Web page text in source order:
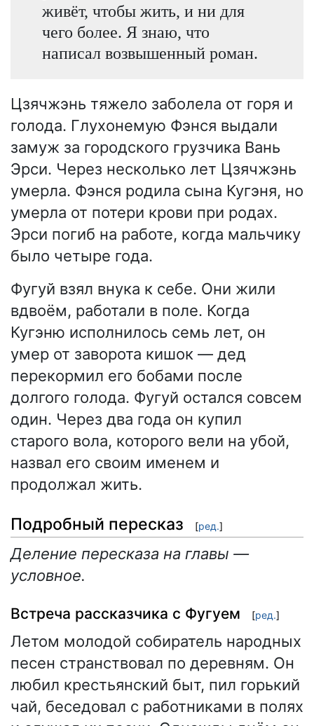
живёт, чтобы жить, и ни для
чего более. Я знаю, что
написал возвышенный роман.
Цзячжэнь тяжело заболела от горя и
голода. Глухонемую Фэнся выдали
замуж за городского грузчика Вань
Эрси. Через несколько лет Цзячжэнь
умерла. Фэнся родила сына Кугэня, но
умерла от потери крови при родах.
Эрси погиб на работе, когда мальчику
было четыре года.
Фугуй взял внука к себе. Они жили
вдвоём, работали в поле. Когда
Кугэню исполнилось семь лет, он
умер от заворота кишок — дед
перекормил его бобами после
долгого голода. Фугуй остался совсем
один. Через два года он купил
старого вола, которого вели на убой,
назвал его своим именем и
продолжал жить.
Подробный пересказ [ред.]
Деление пересказа на главы —
условное.
Встреча рассказчика с Фугуем [ред.]
Летом молодой собиратель народных
песен странствовал по деревням. Он
любил крестьянский быт, пил горький
чай, беседовал с работниками в полях